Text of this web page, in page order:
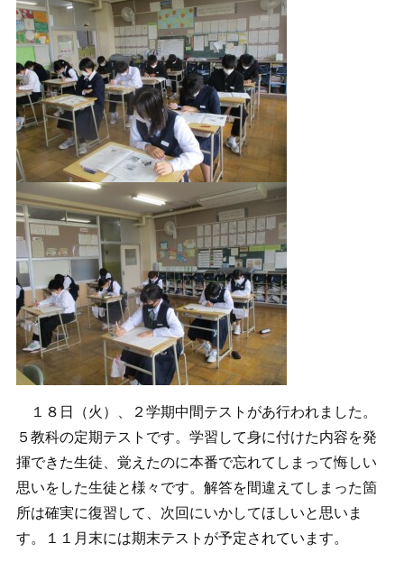
１８日（火）、２学期中間テストがあ行われました。
５教科の定期テストです。学習して身に付けた内容を発
揮できた生徒、覚えたのに本番で忘れてしまって悔しい
思いをした生徒と様々です。解答を間違えてしまった箇
所は確実に復習して、次回にいかしてほしいと思いま
す。１１月末には期末テストが予定されています。